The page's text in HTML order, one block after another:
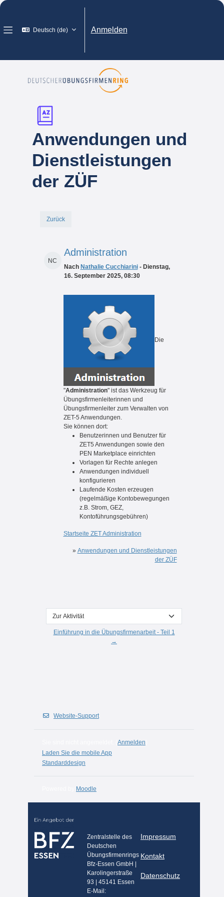
Zum Hauptinhalt
Deutsch ‎(de)‎ Anmelden
Anwendungen und
Dienstleistungen
der ZÜF
Zurück
NC
Administration
Nach Nathalie Cucchiarini- Dienstag,
16. September 2025, 08:30
Die
"Administration" ist das Werkzeug für
Übungsfirmenleiterinnen und
Übungsfirmenleiter zum Verwalten von
ZET-5 Anwendungen.
Sie können dort:
Benutzerinnen und Benutzer für
ZET5 Anwendungen sowie den
PEN Marketplace einrichten
Vorlagen für Rechte anlegen
Anwendungen individuell
konfigurieren
Laufende Kosten erzeugen
(regelmäßige Kontobewegungen
z.B. Strom, GEZ,
Kontoführungsgebühren)
Startseite ZET Administration
» Anwendungen und Dienstleistungen
der ZÜF
Zur Aktivität
Einführung in die Übungsfirmenarbeit - Teil 1
→
Website-Support
Anmelden
Laden Sie die mobile App
Standarddesign
Moodle
Zentralstelle des
Deutschen
Übungsfirmenrings
Bfz-Essen GmbH |
Karolingerstraße
93 | 45141 Essen
E-Mail:
Impressum
Kontakt
Datenschutz